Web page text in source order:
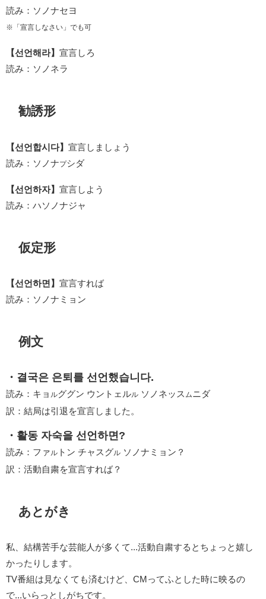
読み：ソノナセヨ
※「宣言しなさい」でも可
【선언해라】 宣言しろ
読み：ソノネラ
勧誘形
【선언합시다】 宣言しましょう
読み：ソノナプシダ
【선언하자】 宣言しよう
読み：ハソノナジャ
仮定形
【선언하면】 宣言すれば
読み：ソノナミョン
例文
・결국은 은퇴를 선언했습니다.
読み：キョ ルググン ウントェルル ソノネッス ム ニダ
訳：結局は引退を宣言しました。
・활동 자숙을 선언하면?
読み：ファ ル トン チャスグル ソノナミョン？
訳：活動自粛を宣言すれば？
あとがき
私、結構苦手な芸能人が多くて...活動自粛するとちょっと嬉し
かったりします。
TV番組は見なくても済むけど、CMってふとした時に映るの
で...いらっとしがちです。